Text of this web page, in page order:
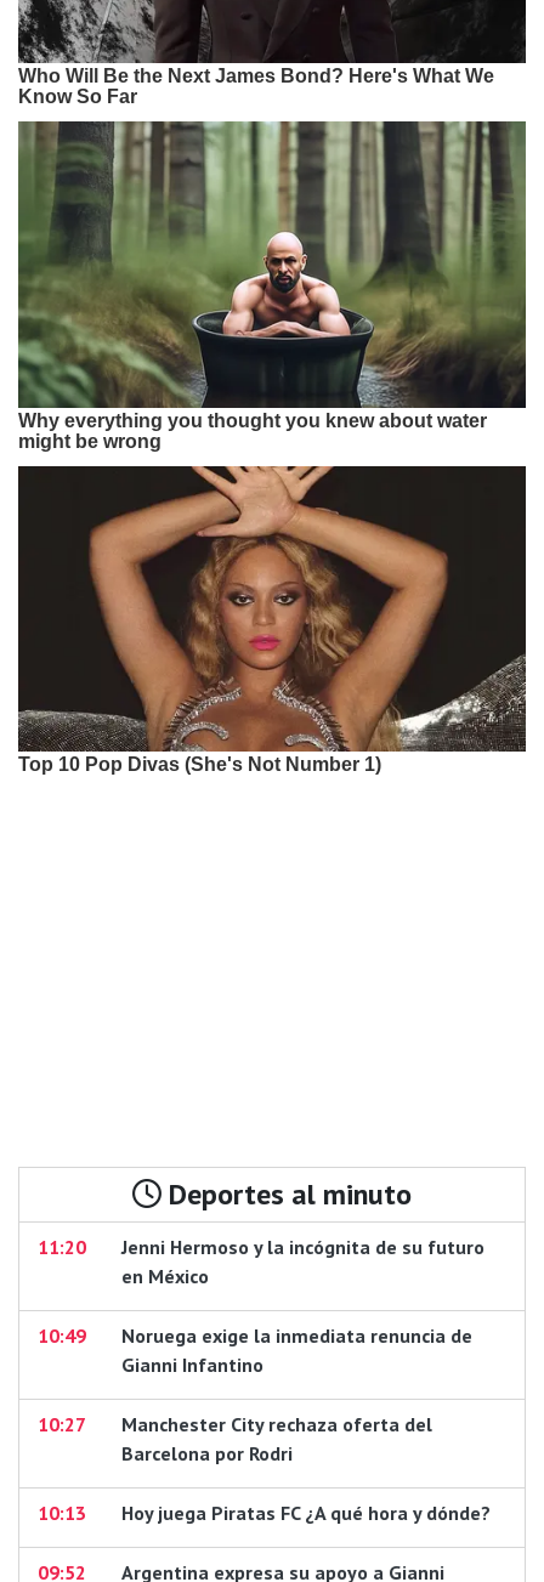
Deportes al minuto
11:20
Jenni Hermoso y la incógnita de su futuro
en México
10:49
Noruega exige la inmediata renuncia de
Gianni Infantino
10:27
Manchester City rechaza oferta del
Barcelona por Rodri
10:13 Hoy juega Piratas FC ¿A qué hora y dónde?
09:52 Argentina expresa su apoyo a Gianni